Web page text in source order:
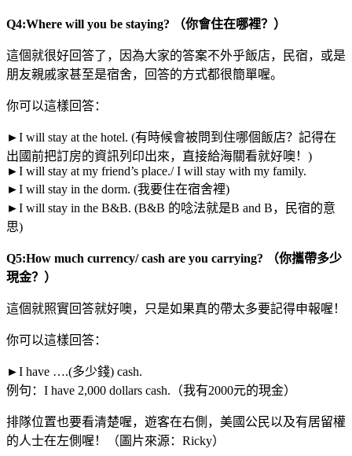
Q4:Where will you be staying? （你會住在哪裡？）
這個就很好回答了，因為大家的答案不外乎飯店，民宿，或是
朋友親戚家甚至是宿舍，回答的方式都很簡單喔。
你可以這樣回答：
►I will stay at the hotel. (有時候會被問到住哪個飯店？記得在
出國前把訂房的資訊列印出來，直接給海關看就好噢！)
►I will stay at my friend’s place./ I will stay with my family.
►I will stay in the dorm. (我要住在宿舍裡)
►I will stay in the B&B. (B&B 的唸法就是B and B，民宿的意
思)
Q5:How much currency/ cash are you carrying? （你攜帶多少
現金？）
這個就照實回答就好噢，只是如果真的帶太多要記得申報喔！
你可以這樣回答：
►I have ….(多少錢) cash.
例句：I have 2,000 dollars cash.（我有2000元的現金）
排隊位置也要看清楚喔，遊客在右側，美國公民以及有居留權
的人士在左側喔！（圖片來源：Ricky）